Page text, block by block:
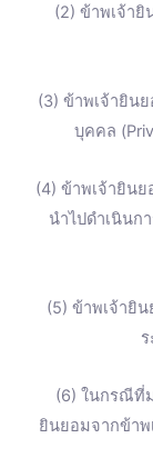
(2) ข้าพเจ้า
(3) ข้าพเจ้ายิน
บุคคล
(4) ข้าพเจ้ายิน
นำไปดำเนินก
(5) ข้าพเจ้ายิ
(6) ในกรณีที่
ยินยอมจากข้าพ